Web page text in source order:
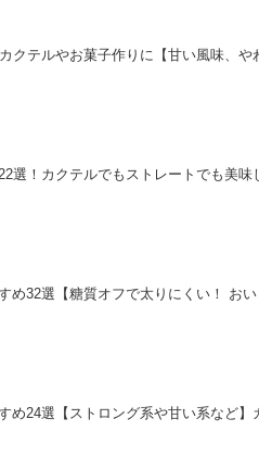
クテルやお菓子作りに【甘い風味、や
選！カクテルでもストレートでも美味
め32選【糖質オフで太りにくい！ おい
め24選【ストロング系や甘い系など】